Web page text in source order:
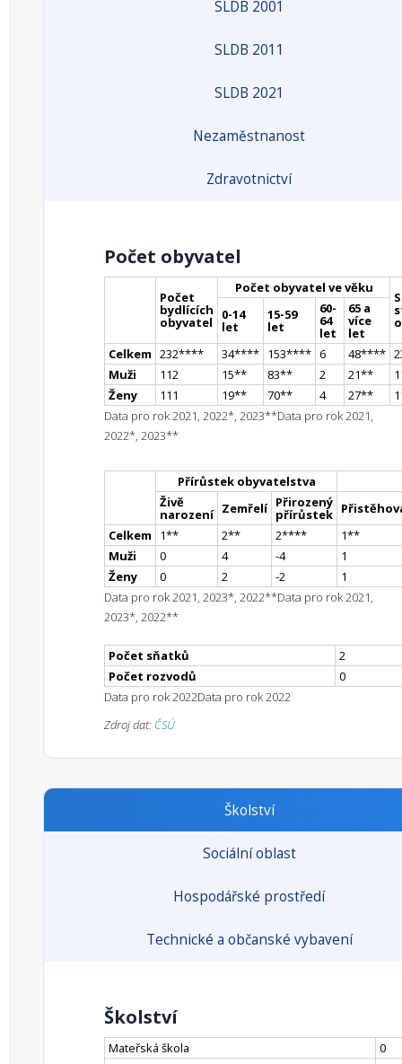
SLDB 2001
SLDB 2011
SLDB 2021
Nezaměstnanost
Zdravotnictví
Počet obyvatel
Počet
bydlících
obyvatel
Počet obyvatel ve věku
0-14
let
15-59
let
60-
64
let
65 a
více
let
Celkem 232**** 34**** 153**** 6 48****
Muži
112 15** 83** 2 21**
Ženy
111 19** 70** 4 27**
Data pro rok 2021, 2022*, 2023**Data pro rok 2021,
2022*, 2023**
Přírůstek obyvatelstva
Živě
narození Zemřelí Přirozený
přírůstek
Celkem
1** 2** 2**** 1**
Muži
0 4 -4
1
Ženy
0 2 -2
1
Data pro rok 2021, 2023*, 2022**Data pro rok 2021,
2023*, 2022**
Počet sňatků
2
Počet rozvodů
0
Data pro rok 2022Data pro rok 2022
Zdroj dat: ČSÚ
Školství
Sociální oblast
Hospodářské prostředí
Technické a občanské vybavení
Školství
Mateřská škola
0